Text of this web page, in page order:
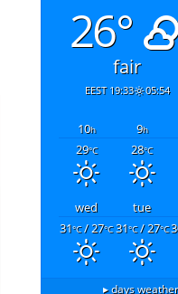
26°
fair
05:54
19:33 EEST
9h
10h
28°C
29°C
tue
wed
31°C/ 27°C
31°C/ 27°C